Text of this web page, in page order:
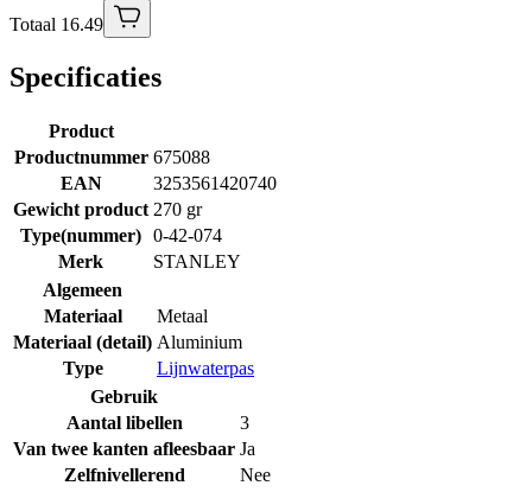
Totaal 16.49
Specificaties
Product
Productnummer 675088
EAN
3253561420740
Gewicht product 270 gr
Type(nummer) 0-42-074
Merk
STANLEY
Algemeen
Materiaal
Metaal
Materiaal (detail) Aluminium
Type
Lijnwaterpas
Gebruik
Aantal libellen
3
Van twee kanten afleesbaar Ja
Zelfnivellerend
Nee